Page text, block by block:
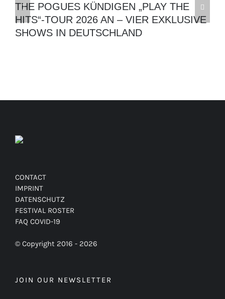
THE POGUES KÜNDIGEN „PLAY THE
HITS“-TOUR 2026 AN – VIER EXKLUSIVE
SHOWS IN DEUTSCHLAND
CONTACT
IMPRINT
DATENSCHUTZ
FESTIVAL ROSTER
FAQ COVID-19
© Copyright 2016 - 2026
JOIN OUR NEWSLETTER